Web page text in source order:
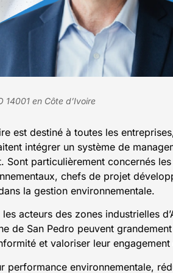
en Côte d’Ivoire
est destiné à toutes les
intégrer un système de
Sont particulièrement concernés les
chefs de projet
la gestion environnementale.
acteurs des zones industrielles
de San Pedro peuvent grandement
et valoriser leur engagement
performance environnementale,